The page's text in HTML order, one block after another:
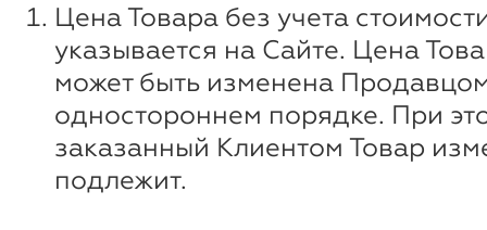
Цена Товара без учета
указывается на Сайте. Цена
может быть изменена
одностороннем порядке. При
заказанный Клиентом Товар
подлежит.